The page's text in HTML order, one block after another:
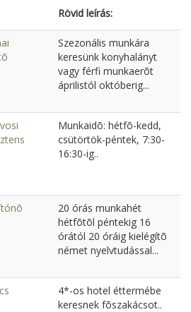
Rövid leírás:
Szezonális munkára
keresünk konyhalányt
vagy férfi munkaerõt
áprilistól októberig...
Munkaidõ: hétfõ-kedd,
csütörtök-péntek, 7:30-
16:30-ig..
20 órás munkahét
hétfõtõl péntekig 16
órától 20 óráig kielégítõ
német nyelvtudással...
4*-os hotel éttermébe
keresnek fõszakácsot..